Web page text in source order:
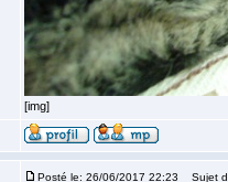
[img]
Posté le: 26/06/2017 22:23 Sujet